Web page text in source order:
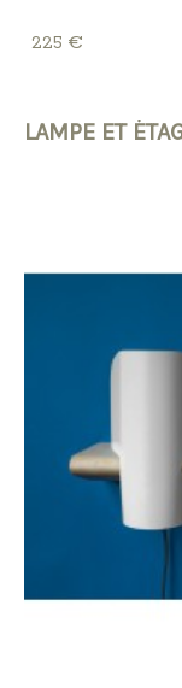
225 €
LAMPE ET